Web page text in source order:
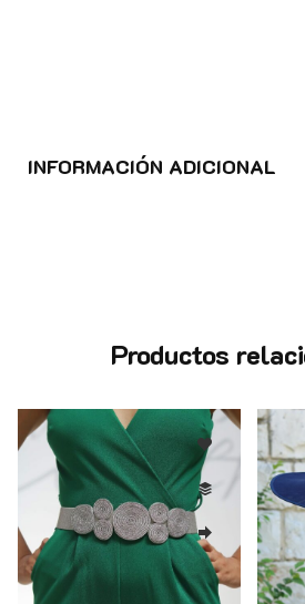
INFORMACIÓN ADICIONAL
Productos